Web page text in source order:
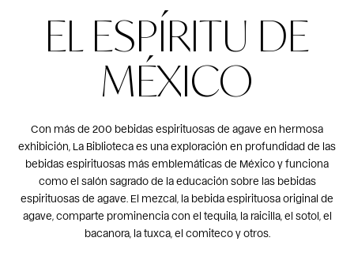
EL ESPÍRITU DE
MÉXICO
Con más de 200 bebidas espirituosas de agave en hermosa
exhibición, La Biblioteca es una exploración en profundidad de las
bebidas espirituosas más emblemáticas de México y funciona
como el salón sagrado de la educación sobre las bebidas
espirituosas de agave. El mezcal, la bebida espirituosa original de
agave, comparte prominencia con el tequila, la raicilla, el sotol, el
bacanora, la tuxca, el comiteco y otros.